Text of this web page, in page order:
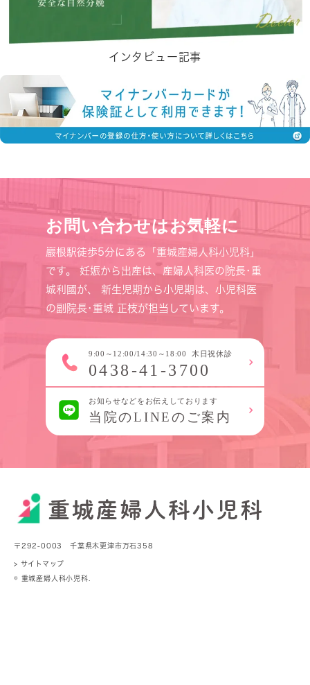
インタビュー記事
お問い合わせはお気軽に
巖根駅徒歩5分にある「重城産婦人科小児科」
です。
妊娠から出産は、産婦人科医の院長･重
城利國が、
新生児期から小児期は、小児科医
の副院長･重城 正枝が担当しています。
〒292-0003 千葉県木更津市万石358
> サイトマップ
© 重城産婦人科小児科.